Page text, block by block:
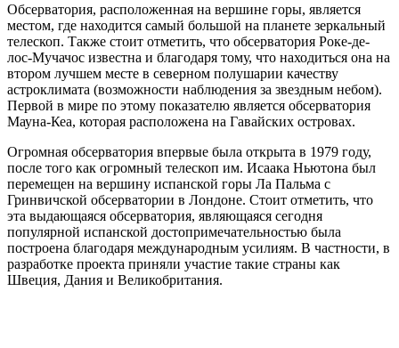
Обсерватория, расположенная на вершине горы, является
местом, где находится самый большой на планете зеркальный
телескоп. Также стоит отметить, что обсерватория Роке-де-
лос-Мучачос известна и благодаря тому, что находиться она на
втором лучшем месте в северном полушарии качеству
астроклимата (возможности наблюдения за звездным небом).
Первой в мире по этому показателю является обсерватория
Мауна-Кеа, которая расположена на Гавайских островах.
Огромная обсерватория впервые была открыта в 1979 году,
после того как огромный телескоп им. Исаака Ньютона был
перемещен на вершину испанской горы Ла Пальма с
Гринвичской обсерватории в Лондоне. Стоит отметить, что
эта выдающаяся обсерватория, являющаяся сегодня
популярной испанской достопримечательностью была
построена благодаря международным усилиям. В частности, в
разработке проекта приняли участие такие страны как
Швеция, Дания и Великобритания.